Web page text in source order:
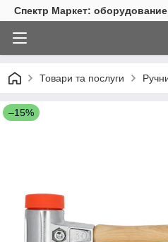
Спектр Маркет:
Товари та послуги
–15%